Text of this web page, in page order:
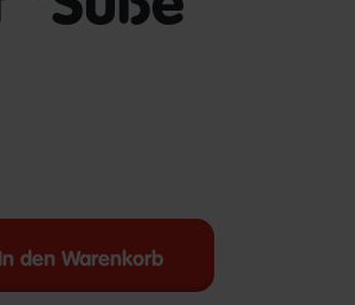
In den Warenkorb